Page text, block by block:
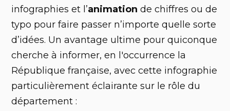
infographies et l’animation de chiffres ou de
typo pour faire passer n’importe quelle sorte
d’idées. Un avantage ultime pour quiconque
cherche à informer, en l'occurrence la
République française, avec cette infographie
particulièrement éclairante sur le rôle du
département :